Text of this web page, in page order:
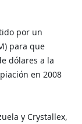
por un
para que
dólares a la
en 2008
y Crystallex,